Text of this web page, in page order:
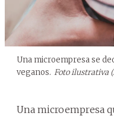
Una microempresa se
veganos. Foto ilustrativa
Una microempresa